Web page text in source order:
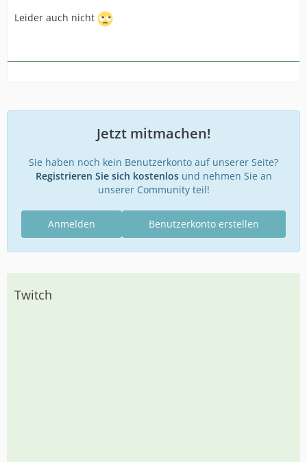
Leider auch nicht
Jetzt mitmachen!
Sie haben noch kein Benutzerkonto auf unserer Seite?
Registrieren Sie sich kostenlosund nehmen Sie an
unserer Community teil!
Benutzerkonto erstellen
Anmelden
Twitch